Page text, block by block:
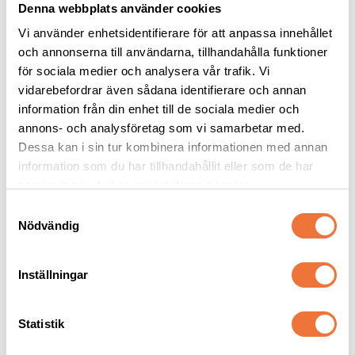
Denna webbplats använder cookies
Vi använder enhetsidentifierare för att anpassa innehållet
och annonserna till användarna, tillhandahålla funktioner
för sociala medier och analysera vår trafik. Vi
vidarebefordrar även sådana identifierare och annan
information från din enhet till de sociala medier och
annons- och analysföretag som vi samarbetar med.
Dessa kan i sin tur kombinera informationen med annan
information som du har tillhandahållit eller som de har
Nödvändig
Inställningar
Statistik
Vetbed Lila -
Svarta/vita hjärtan
Tjocklek ca 28 mm. Finns i tre storlekar
119kr
Trixie Matskål keramik
0,4 liter - svart
Diameter 13 cm
79kr
Senaste besökta produkter